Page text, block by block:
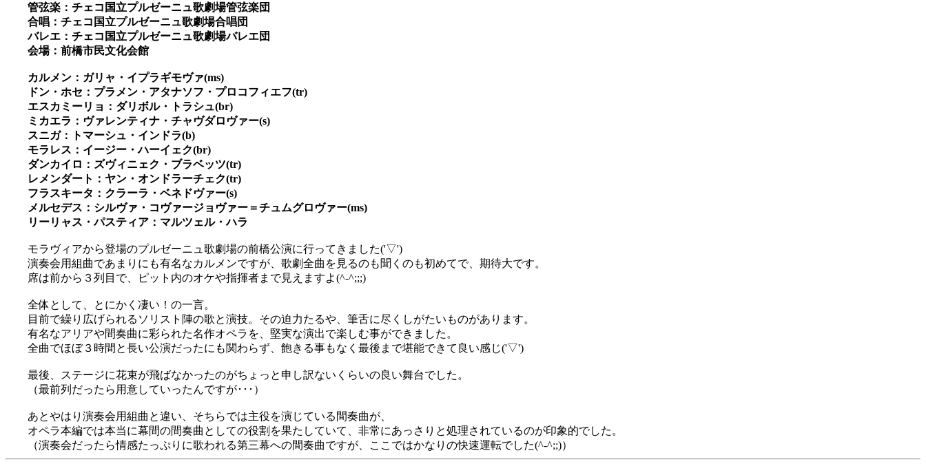
管弦楽：チェコ国立プルゼーニュ歌劇場管弦楽団
合唱：チェコ国立プルゼーニュ歌劇場合唱団
バレエ：チェコ国立プルゼーニュ歌劇場バレエ団
会場：前橋市民文化会館
カルメン：ガリャ・イプラギモヴァ(ms)
ドン・ホセ：プラメン・アタナソフ・プロコフィエフ(tr)
エスカミーリョ：ダリボル・トラシュ(br)
ミカエラ：ヴァレンティナ・チャヴダロヴァー(s)
スニガ：トマーシュ・インドラ(b)
モラレス：イージー・ハーイェク(br)
ダンカイロ：ズヴィニェク・ブラベッツ(tr)
レメンダート：ヤン・オンドラーチェク(tr)
フラスキータ：クラーラ・ベネドヴァー(s)
メルセデス：シルヴァ・コヴァージョヴァー＝チュムグロヴァー(ms)
リーリャス・パスティア：マルツェル・ハラ
モラヴィアから登場のプルゼーニュ歌劇場の前橋公演に行ってきました('▽')
演奏会用組曲であまりにも有名なカルメンですが、歌劇全曲を見るのも聞くのも初めてで、期待大です。
席は前から３列目で、ピット内のオケや指揮者まで見えますよ(^-^;;;)
全体として、とにかく凄い！の一言。
目前で繰り広げられるソリスト陣の歌と演技。その迫力たるや、筆舌に尽くしがたいものがあります。
有名なアリアや間奏曲に彩られた名作オペラを、堅実な演出で楽しむ事ができました。
全曲でほぼ３時間と長い公演だったにも関わらず、飽きる事もなく最後まで堪能できて良い感じ('▽')
最後、ステージに花束が飛ばなかったのがちょっと申し訳ないくらいの良い舞台でした。
（最前列だったら用意していったんですが･･･）
あとやはり演奏会用組曲と違い、そちらでは主役を演じている間奏曲が、
オペラ本編では本当に幕間の間奏曲としての役割を果たしていて、非常にあっさりと処理されているのが印象的でした。
（演奏会だったら情感たっぷりに歌われる第三幕への間奏曲ですが、ここではかなりの快速運転でした(^-^;;)）